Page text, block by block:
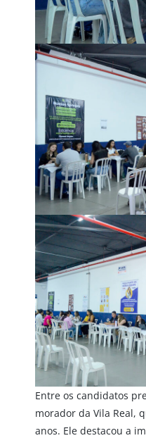
Entre os candidatos
morador da Vila Real,
anos. Ele destacou a